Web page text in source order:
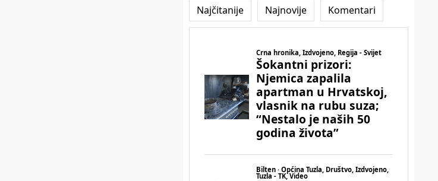
Najčitanije Najnovije Komentari